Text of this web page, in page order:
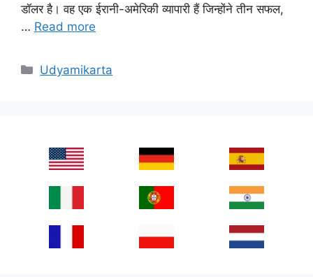
डॉलर है। वह एक ईरानी-अमेरिकी व्यापारी हैं जिन्होंने तीन सफल,
… Read more
Categories
Udyamikarta